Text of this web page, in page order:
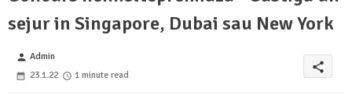
sejur in Singapore, Dubai sau New York
person Admin
23.1.22
1 minute read
share